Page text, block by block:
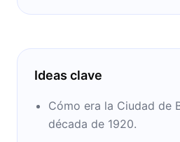
Ideas clave
Cómo era la Ciudad de
década de 1920.